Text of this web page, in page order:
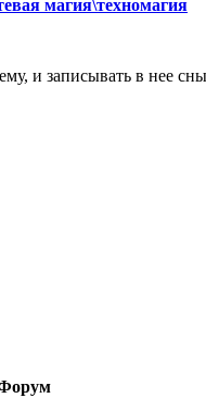
магия\техномагия
и записывать в нее